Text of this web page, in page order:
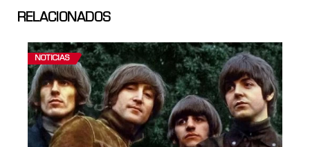
RELACIONADOS
NOTICIAS